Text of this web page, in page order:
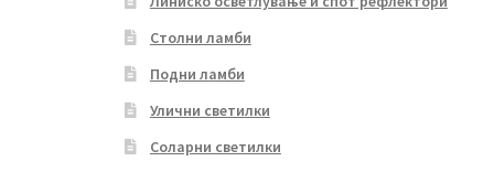
Столни ламби
Подни ламби
Улични светилки
Соларни светилки